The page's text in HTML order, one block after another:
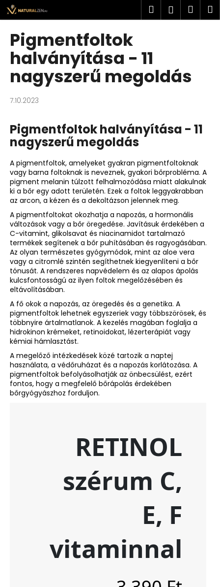
Ugrás
fő
tartalomhoz
Keresés
Pigmentfoltok
halványítása - 11
nagyszerű megoldás
7.10.2023
Pigmentfoltok halványítása - 11
nagyszerű megoldás
A pigmentfoltok, amelyeket gyakran pigmentfoltoknak
vagy barna foltoknak is neveznek, gyakori bőrprobléma. A
pigment melanin túlzott felhalmozódása miatt alakulnak
ki a bőr egy adott területén. Ezek a foltok leggyakrabban
az arcon, a kézen és a dekoltázson jelennek meg.
A pigmentfoltokat okozhatja a napozás, a hormonális
változások vagy a bőr öregedése. Javításuk érdekében a
C-vitamint, glikolsavat és niacinamidot tartalmazó
termékek segítenek a bőr puhításában és ragyogásában.
Az olyan természetes gyógymódok, mint az aloe vera
vagy a citromlé szintén segíthetnek kiegyenlíteni a bőr
tónusát. A rendszeres napvédelem és az alapos ápolás
kulcsfontosságú az ilyen foltok megelőzésében és
eltávolításában.
A fő okok a napozás, az öregedés és a genetika. A
pigmentfoltok lehetnek egyszeriek vagy többszörösek, és
többnyire ártalmatlanok. A kezelés magában foglalja a
hidrokinon krémeket, retinoidokat, lézerterápiát vagy
kémiai hámlasztást.
A megelőző intézkedések közé tartozik a naptej
használata, a védőruházat és a napozás korlátozása. A
pigmentfoltok befolyásolhatják az önbecsülést, ezért
fontos, hogy a megfelelő bőrápolás érdekében
bőrgyógyászhoz forduljon.
K
o
M
i
t
e
e
s
?
A
j
á
n
l
j
u
k
SOL
DE
JANEIRO
RIO
RADIANCE
SPF